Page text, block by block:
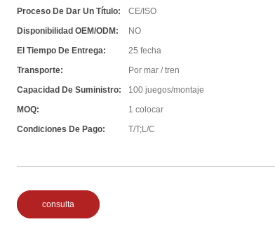
Proceso De Dar Un Título:
CE/ISO
Disponibilidad OEM/ODM:
NO
El Tiempo De Entrega:
25 fecha
Transporte:
Por mar / tren
Capacidad De Suministro:
100 juegos/montaje
MOQ:
1 colocar
Condiciones De Pago:
T/T;L/C
consulta